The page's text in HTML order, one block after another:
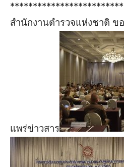
สำนักงานตำรวจแห่งชาติ
แพร่ข่าวสาร